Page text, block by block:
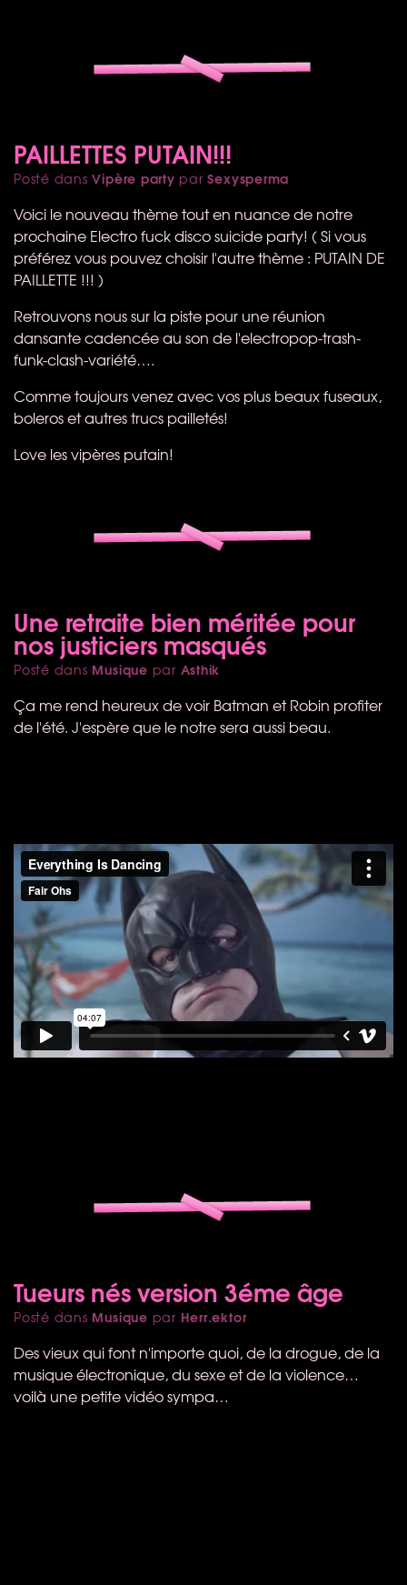
PAILLETTES PUTAIN!!!
Posté dansVipère party parSexysperma
Voici le nouveau thème tout en nuance de notre
prochaine Electro fuck disco suicide party! ( Si vous
préférez vous pouvez choisir l'autre thème : PUTAIN DE
PAILLETTE !!! )
Retrouvons nous sur la piste pour une réunion
dansante cadencée au son de l'electropop-trash-
funk-clash-variété….
Comme toujours venez avec vos plus beaux fuseaux,
boleros et autres trucs pailletés!
Love les vipères putain!
Une retraite bien méritée pour
nos justiciers masqués
Posté dans Musique par Asthik
Ça me rend heureux de voir Batman et Robin profiter
de l'été. J'espère que le notre sera aussi beau.
Tueurs nés version 3éme âge
Posté dans Musique par Herr.ektor
Des vieux qui font n'importe quoi, de la drogue, de la
musique électronique, du sexe et de la violence…
voilà une petite vidéo sympa…